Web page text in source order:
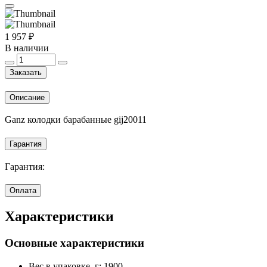
1 957 ₽
В наличии
Заказать
Описание
Ganz колодки барабанные gij20011
Гарантия
Гарантия:
Оплата
Характеристики
Основные характеристики